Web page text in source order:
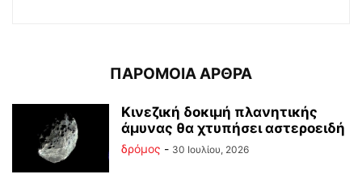
ΠΑΡΟΜΟΙΑ ΑΡΘΡΑ
Κινεζική δοκιμή πλανητικής
άμυνας θα χτυπήσει αστεροειδή
δρόμος - 30 Ιουλίου, 2026